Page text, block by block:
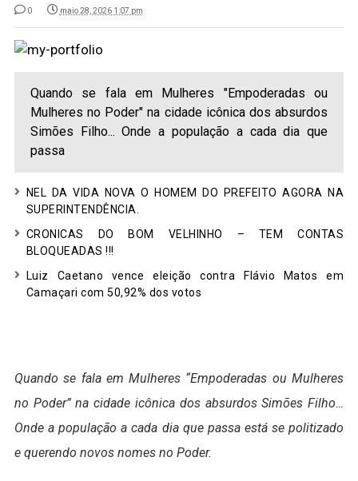
0 maio 28, 2026 1:07 pm
Quando se fala em Mulheres "Empoderadas ou
Mulheres no Poder" na cidade icônica dos absurdos
Simões Filho... Onde a população a cada dia que
passa
NEL DA VIDA NOVA O HOMEM DO PREFEITO AGORA NA
SUPERINTENDÊNCIA.
CRONICAS DO BOM VELHINHO – TEM CONTAS
BLOQUEADAS !!!
Luiz Caetano vence eleição contra Flávio Matos em
Camaçari com 50,92% dos votos
Quando se fala em Mulheres “Empoderadas ou Mulheres
no Poder” na cidade icônica dos absurdos Simões Filho…
Onde a população a cada dia que passa está se politizado
e querendo novos nomes no Poder.